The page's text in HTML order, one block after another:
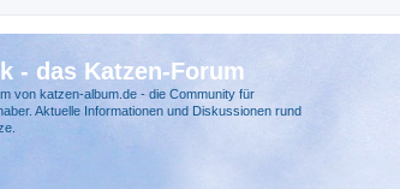
- das Katzen-Forum
von katzen-album.de - die Community für
Aktuelle Informationen und Diskussionen rund